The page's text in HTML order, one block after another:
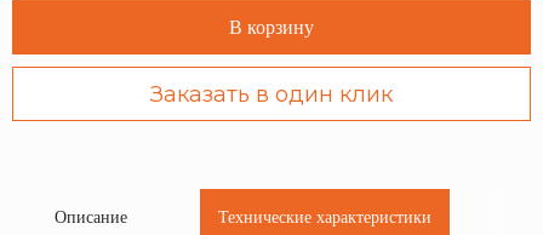
В корзину
Заказать в один клик
Описание Технические характеристики